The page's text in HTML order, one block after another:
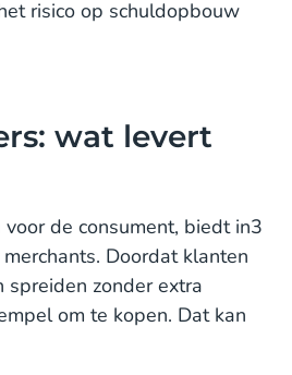
risico op schuldopbouw
wat levert
de consument, biedt in3
Doordat klanten
spreiden zonder extra
om te kopen. Dat kan